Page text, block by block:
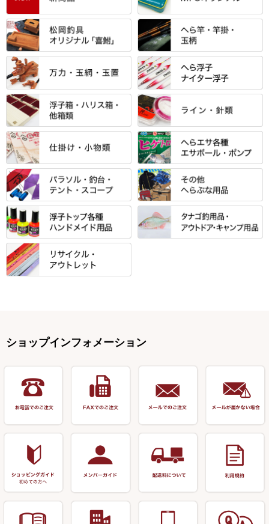
すべて
「雅（みやび）」シリーズ・エ
ントＰＬＵＳシリーズ
エントラント・ＳＰＷシリーズ
スモールクロコダイルシリーズ
エクセーヌ・スエードシリーズ
バッグ・小物ケース・ワッペン
クッション・シート・スカー
ト・エプロン
保護ケース
アクリルシリーズ・アクセサリ
すべて
「至高」シリーズ
万力付お膳
クワセ皿・コブ皿・角皿
浮子筒・浮子箱・ハリス箱・玉
ノ柄スタンド
小物箱・うどん箱・うどん皿
ハサミケース
カウンター
針外し・糸ほどき
すべて
シマノ
ダイワ
がまかつ
サクラ・NISSIN・合成竿・他
光竹作 カーボン竿掛・玉ノ柄
匠絆・かちどき・旋（めぐ
る）・千望・千尋・悠月・その
他
すべて
当店オリジナル「勝俊」作
光竹 製品
松村作（万力）
松村作（先受・その他）
万久作
岐山 製品
逍遥（しょうよう）
玉網（高級品）
替網・仕付糸
玉置（高級品）
万力付お膳・うどん皿
先受・メスネジ・その他
すべて
忠相・一志
昴 ・TOMO
りきや ・ 大祐
心也・士天・狂鬼
伊吹 ・ SATTO
KEN∑HI【ケンシ】
すべて
金鯱 シリーズ
浮子箱
浮子立て・浮子筒
ハリスケース
仕掛箱・小物箱
ハリスメジャー系
すべて
東レ・ラーヂ
サンライン ・ ダン
ラインシステム
鬼掛・MARUTO
すべて
ウキ止めストッパー・糸・チュ
ーブ
ウキゴム 遊動式
松葉仕掛用
底取りアイテム
ハサミ
すべて
マルキュー 麩系
マルキュー その他
すべて
パラソル
テント
リーズ
釣台 釣宝・その他
すべて
バック＆ロッドケース
偏光サングラス
小物ケース・保護ケース
防寒コーナー
すべて
浮子用素材
塗料用 筆
装飾品
リサイクル 竹竿（～19,999円）
リサイクル 竹竿（深山）
リサイクル 浮子
リサイクル へら用品
リサイクル 玉網・玉置・フラ
リサイクル 浮子箱・浮子筒・
ハリス箱
アウトレット商品
ショップインフォメーション